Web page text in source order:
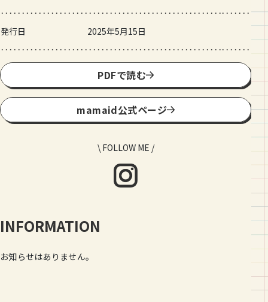
発行日 2025年5月15日
PDFで読む
mamaid公式ページ
\ FOLLOW ME /
INFORMATION
お知らせはありません。